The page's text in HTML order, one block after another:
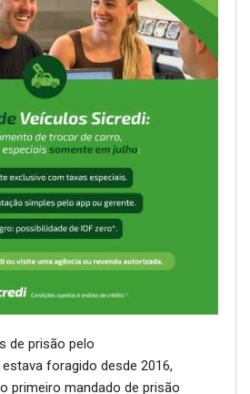
de prisão pelo
foragido desde 2016,